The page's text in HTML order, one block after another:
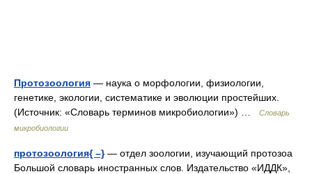
Протозоология — наука о морфологии, физиологии,
генетике, экологии, систематике и эволюции простейших.
(Источник: «Словарь терминов микробиологии») …
Словарь
микробиологии
протозоология{ –}— отдел зоологии, изучающий протозоа
Большой словарь иностранных слов. Издательство «ИДДК»,